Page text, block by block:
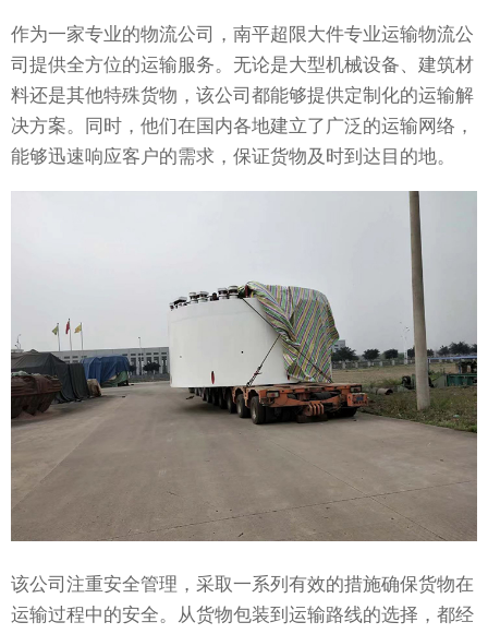
作为一家专业的物流公司，南平超限大件专业运输物流公
司提供全方位的运输服务。无论是大型机械设备、建筑材
料还是其他特殊货物，该公司都能够提供定制化的运输解
决方案。同时，他们在国内各地建立了广泛的运输网络，
能够迅速响应客户的需求，保证货物及时到达目的地。
该公司注重安全管理，采取一系列有效的措施确保货物在
运输过程中的安全。从货物包装到运输路线的选择，都经